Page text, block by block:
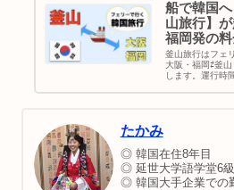
船で韓国
山旅行】
福岡発の料
釜山旅行はフェ
大阪・福岡⇄釜
します。運行時
の旅まで経験で
たかみ
◎ 韓国在住8年目
◎ 延世大学語学堂6
◎ 韓国大手企業での